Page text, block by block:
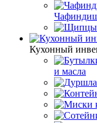
Кухонный
и масла